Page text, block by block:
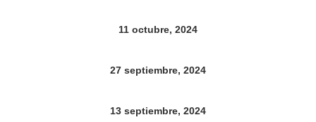
11 octubre, 2024
27 septiembre, 2024
13 septiembre, 2024